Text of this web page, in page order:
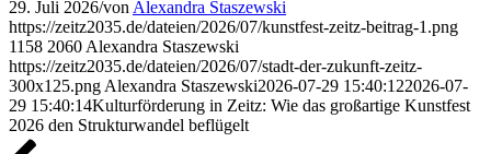
29. Juli 2026/von Alexandra Staszewski
https://zeitz2035.de/dateien/2026/07/kunstfest-zeitz-beitrag-1.png
1158 2060 Alexandra Staszewski
https://zeitz2035.de/dateien/2026/07/stadt-der-zukunft-zeitz-
300x125.png Alexandra Staszewski2026-07-29 15:40:122026-07-
29 15:40:14Kulturförderung in Zeitz: Wie das großartige Kunstfest
2026 den Strukturwandel beflügelt